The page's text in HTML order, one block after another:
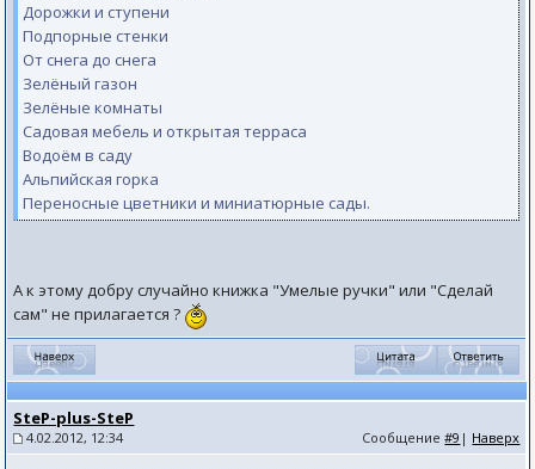
Дорожки и ступени
Подпорные стенки
От снега до снега
Зелёный газон
Зелёные комнаты
Садовая мебель и открытая терраса
Водоём в саду
Альпийская горка
Переносные цветники и миниатюрные сады.
А к этому добру случайно книжка "Умелые ручки" или "Сделай
сам" не прилагается ?
SteP-plus-SteP
4.02.2012, 12:34 Сообщение#9 | Наверх